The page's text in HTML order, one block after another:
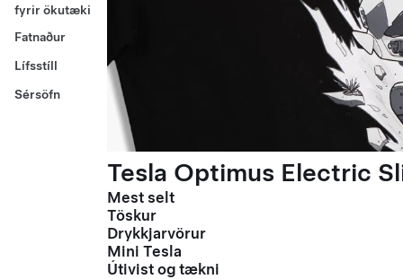
fyrir ökutæki
Fatnaður
Lífsstíll
Sérsöfn
Tesla Optimus Electric
Mest selt
Töskur
Drykkjarvörur
Mini Tesla
Útivist og tækni